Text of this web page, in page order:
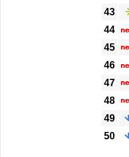
43
44
45
46
47
48
49
50